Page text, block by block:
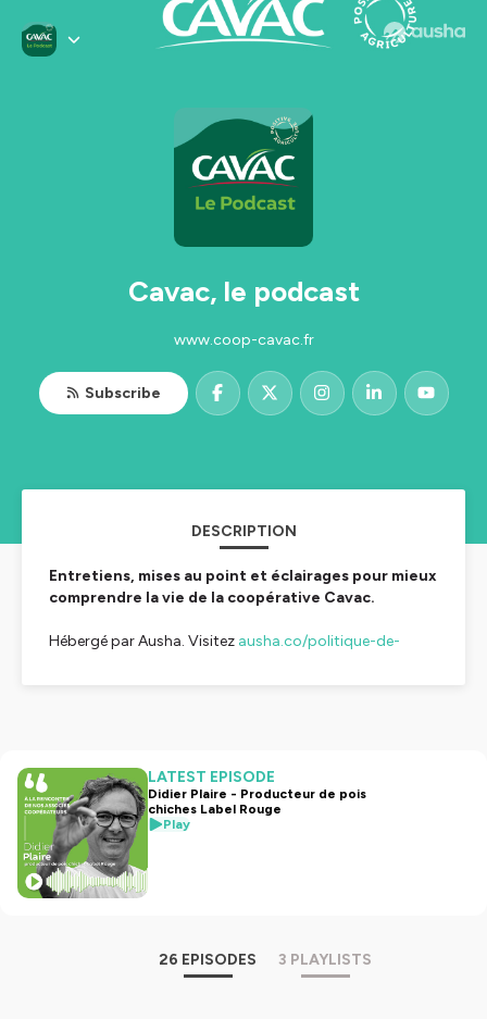
Cavac, le podcast
www.coop-cavac.fr
Subscribe
DESCRIPTION
Entretiens, mises au point et éclairages pour mieux
comprendre la vie de la coopérative Cavac.
Hébergé par Ausha. Visitez ausha.co/politique-de-
LATEST EPISODE
Didier Plaire - Producteur de pois
chiches Label Rouge
Play
26 EPISODES 3 PLAYLISTS